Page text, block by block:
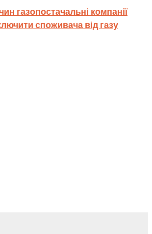
газопостачальні компанії
споживача від газу